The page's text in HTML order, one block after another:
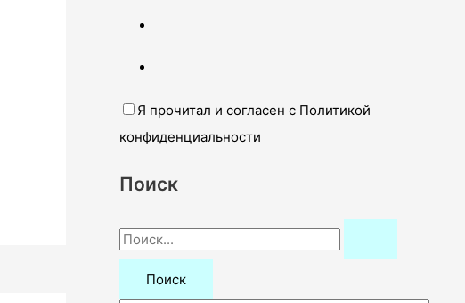
Я прочитал и согласен с Политикой
конфиденциальности
Поиск
П
о